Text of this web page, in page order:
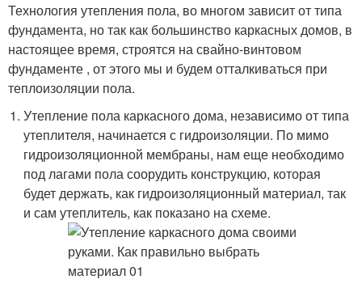
Технология утепления пола, во многом зависит от типа
фундамента, но так как большинство каркасных домов, в
настоящее время, строятся на свайно-винтовом
фундаменте , от этого мы и будем отталкиваться при
теплоизоляции пола.
Утепление пола каркасного дома, независимо от типа
утеплителя, начинается с гидроизоляции. По мимо
гидроизоляционной мембраны, нам еще необходимо
под лагами пола соорудить конструкцию, которая
будет держать, как гидроизоляционный материал, так
и сам утеплитель, как показано на схеме.